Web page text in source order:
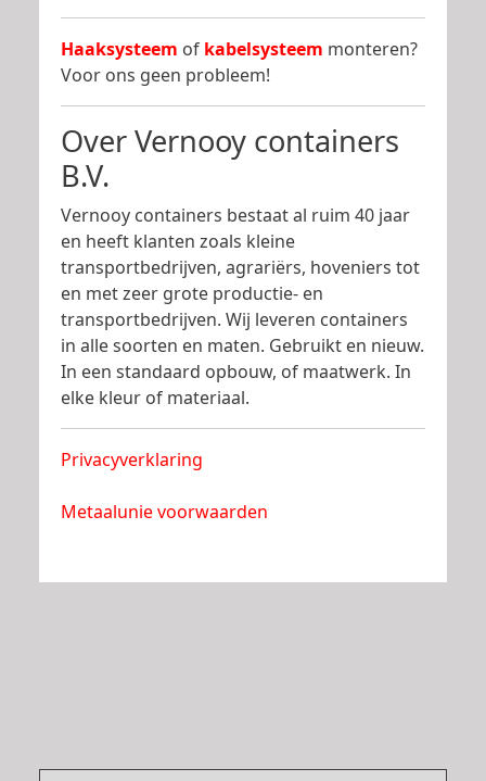
Haaksysteem of kabelsysteem monteren?
Voor ons geen probleem!
Over Vernooy containers
B.V.
Vernooy containers bestaat al ruim 40 jaar
en heeft klanten zoals kleine
transportbedrijven, agrariërs, hoveniers tot
en met zeer grote productie- en
transportbedrijven. Wij leveren containers
in alle soorten en maten. Gebruikt en nieuw.
In een standaard opbouw, of maatwerk. In
elke kleur of materiaal.
Privacyverklaring
Metaalunie voorwaarden